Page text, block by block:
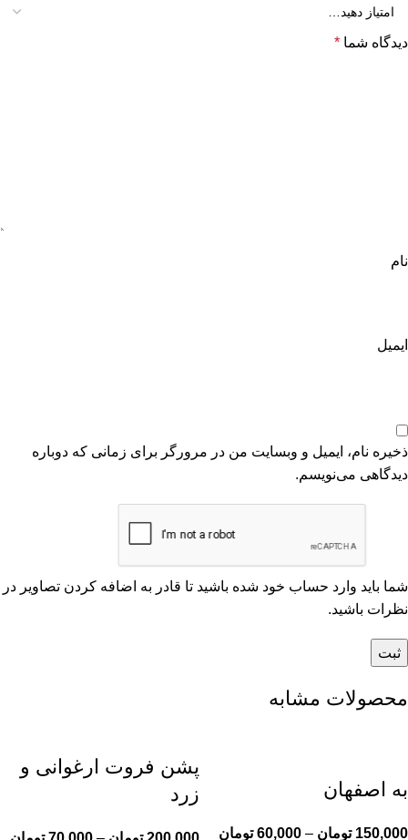
دیدگاه شما *
نام
ایمیل
ذخیره نام، ایمیل و وبسایت من در مرورگر برای زمانی که دوباره
دیدگاهی می‌نویسم.
شما باید وارد حساب خود شده باشید تا قادر به اضافه کردن تصاویر در
نظرات باشید.
محصولات مشابه
به اصفهان
150,000 تومان –
60,000 تومان
پشن فروت ارغوانی و
زرد